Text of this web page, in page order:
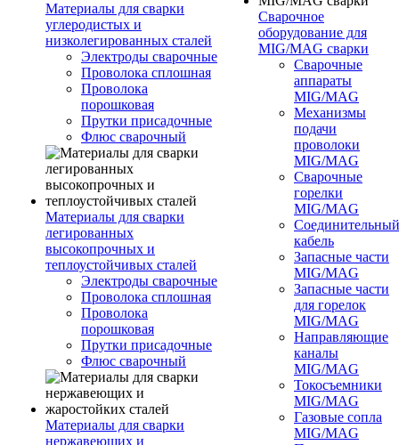
Материалы для сварки
углеродистых и
низколегированных сталей
Электроды сварочные
Проволока сплошная
Проволока
порошковая
Прутки присадочные
Флюс сварочный
Материалы для сварки
легированных
высокопрочных и
теплоустойчивых сталей
Электроды сварочные
Проволока сплошная
Проволока
порошковая
Прутки присадочные
Флюс сварочный
Материалы для сварки
нержавеющих и
Сварочное
оборудование для
MIG/MAG сварки
Сварочные
аппараты
MIG/MAG
Механизмы
подачи
проволоки
MIG/MAG
Сварочные
горелки
MIG/MAG
Соединительный
кабель
Запасные части
MIG/MAG
Запасные части
для горелок
MIG/MAG
Направляющие
каналы
MIG/MAG
Токосъемники
MIG/MAG
Газовые сопла
MIG/MAG